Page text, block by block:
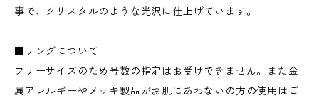
事で、クリスタルのような光沢に仕上げています。
■リングについて
フリーサイズのため号数の指定はお受けできません。また金
属アレルギーやメッキ製品がお肌にあわないの方の使用はご